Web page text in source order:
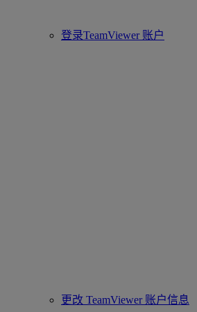
登录TeamViewer 账户
更改 TeamViewer 账户信息